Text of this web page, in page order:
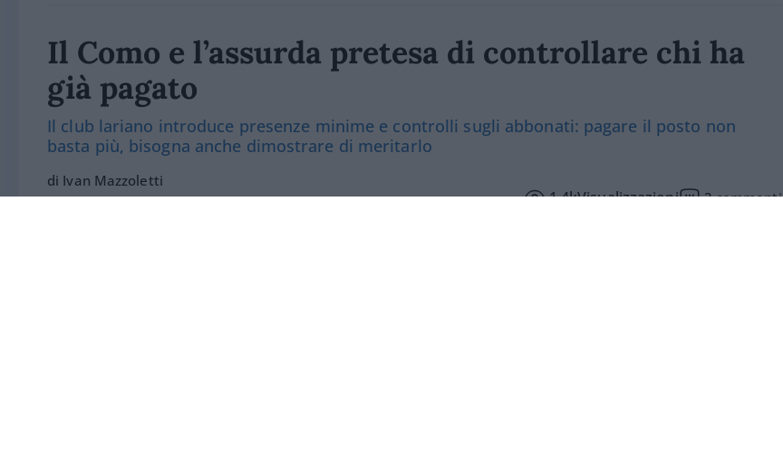
Il Como e l’assurda pretesa di controllare chi ha
già pagato
Il club lariano introduce presenze minime e controlli sugli abbonati: pagare il posto non
basta più, bisogna anche dimostrare di meritarlo
di Ivan Mazzoletti
1.4kVisualizzazioni 2commenti